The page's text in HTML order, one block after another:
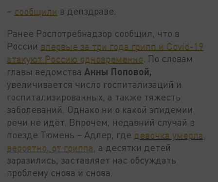
– сообщили в депздраве.
Ранее Роспотребнадзор сообщил, что в
России впервые за три года грипп и Сovid-19
атакуют Россию одновременно . По словам
главы ведомства Анны Поповой,
увеличивается число госпитализаций и
госпитализированных, а также тяжесть
заболеваний. Однако ни о какой эпидемии
речи не идёт. Впрочем, недавний случай в
поезде Тюмень – Адлер, где девочка умерла,
вероятно, от гриппа, а десятки детей
заразились, заставляет нас обсуждать
проблему снова и снова.